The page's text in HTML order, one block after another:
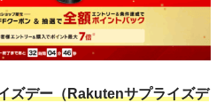
ズデー（Rakutenサプライズデ